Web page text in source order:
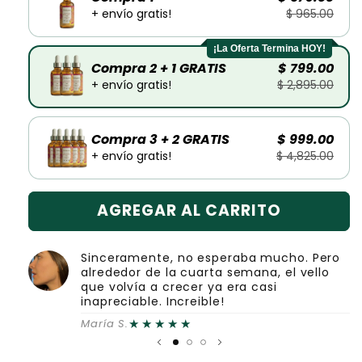
+ envío gratis! $ 965.00
¡La Oferta Termina HOY!
Compra 2 + 1 GRATIS
+ envío gratis!
$ 799.00
$ 2,895.00
Compra 3 + 2 GRATIS
+ envío gratis!
$ 999.00
$ 4,825.00
AGREGAR AL CARRITO
Sinceramente, no esperaba mucho. Pero
alrededor de la cuarta semana, el vello
que volvía a crecer ya era casi
inapreciable. Increible!
María S.★★★★★